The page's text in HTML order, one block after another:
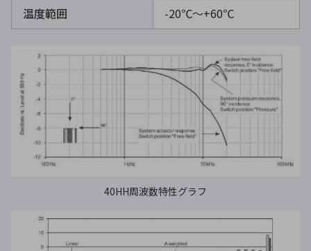
温度範囲
-20℃〜+60℃
40HH周波数特性グラフ